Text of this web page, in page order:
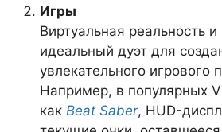
Игры
Виртуальная реальность
идеальный дуэт для
увлекательного игрового
Например, в популярных
как Beat Saber, HUD-